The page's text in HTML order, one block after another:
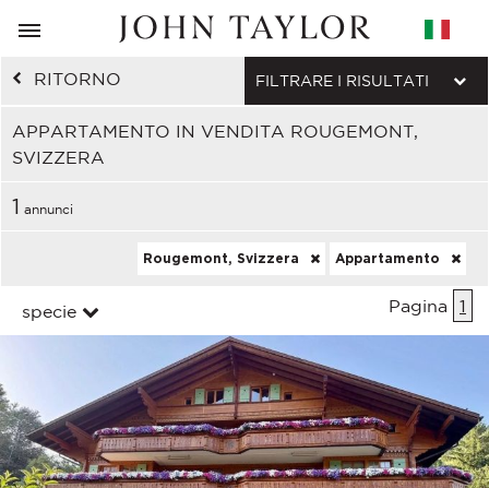
RITORNO
APPARTAMENTO IN VENDITA ROUGEMONT,
SVIZZERA
FILTRARE I RISULTATI
1 annunci
Rougemont, Svizzera Appartamento
specie Pagina 1